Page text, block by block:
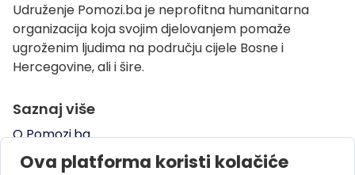
Udruženje Pomozi.ba je neprofitna humanitarna
organizacija koja svojim djelovanjem pomaže
ugroženim ljudima na području cijele Bosne i
Hercegovine, ali i šire.
Saznaj više
O Pomozi.ba
Pogledaj kampanje
Ova platforma koristi kolačiće